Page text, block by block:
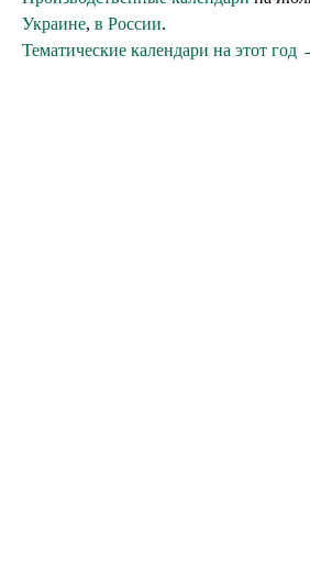
Украине, в России.
Тематические календари на этот год